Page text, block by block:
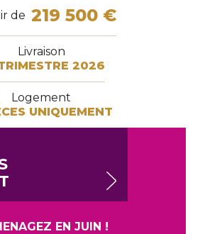
de 219 500 €
Livraison
2026
Logement
UNIQUEMENT
EN JUIN !